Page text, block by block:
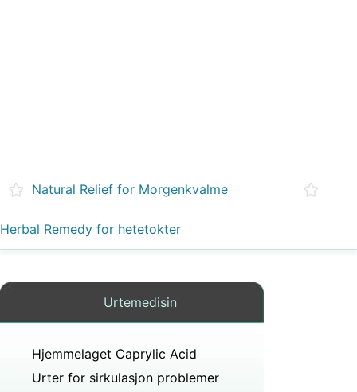
Natural Relief for Morgenkvalme
Herbal Remedy for hetetokter
Urtemedisin
Hjemmelaget Caprylic Acid
Urter for sirkulasjon problemer